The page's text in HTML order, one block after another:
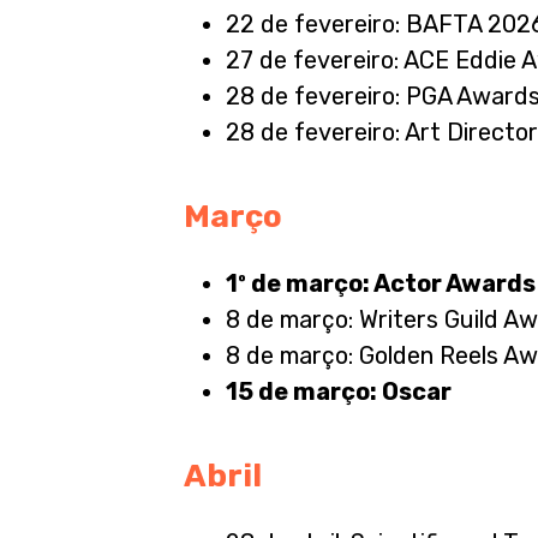
22 de fevereiro: BAFTA
27 de fevereiro: ACE Eddie
28 de fevereiro: PGA
28 de fevereiro: Art
Março
1º de março: Actor
8 de março: Writers Guild
8 de março: Golden Reels
15 de março: Oscar
Abril